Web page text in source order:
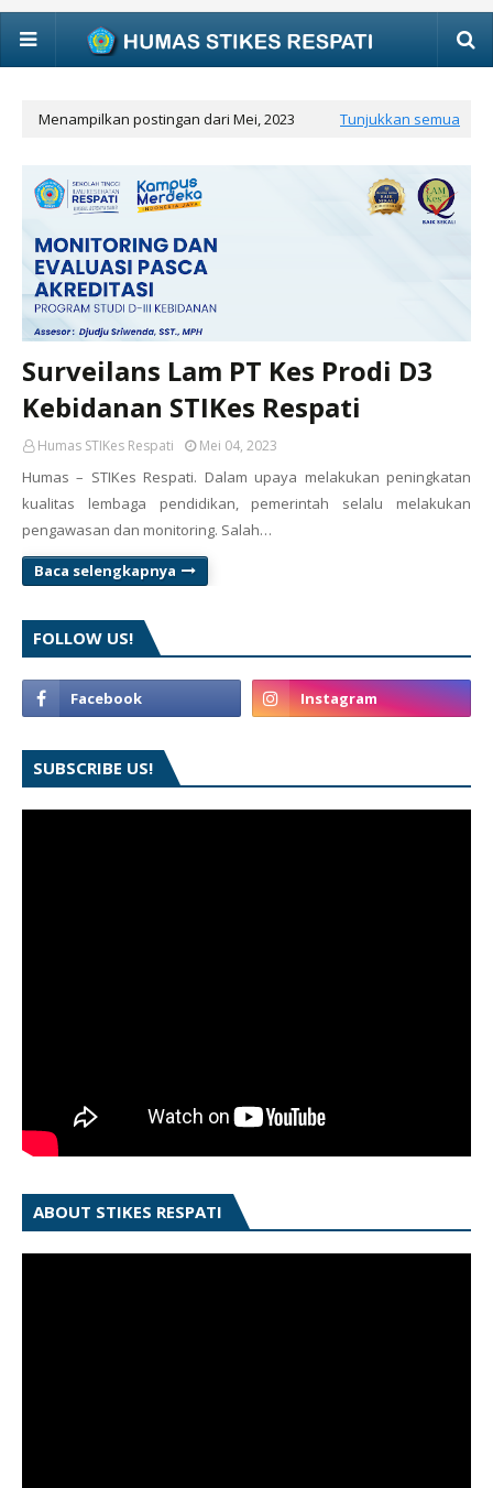
Menampilkan postingan dari Mei, 2023 Tunjukkan semua
Surveilans Lam PT Kes Prodi D3
Kebidanan STIKes Respati
Humas STIKes Respati Mei 04, 2023
Humas – STIKes Respati. Dalam upaya melakukan peningkatan
kualitas lembaga pendidikan, pemerintah selalu melakukan
pengawasan dan monitoring. Salah…
Baca selengkapnya
FOLLOW US!
SUBSCRIBE US!
ABOUT STIKES RESPATI